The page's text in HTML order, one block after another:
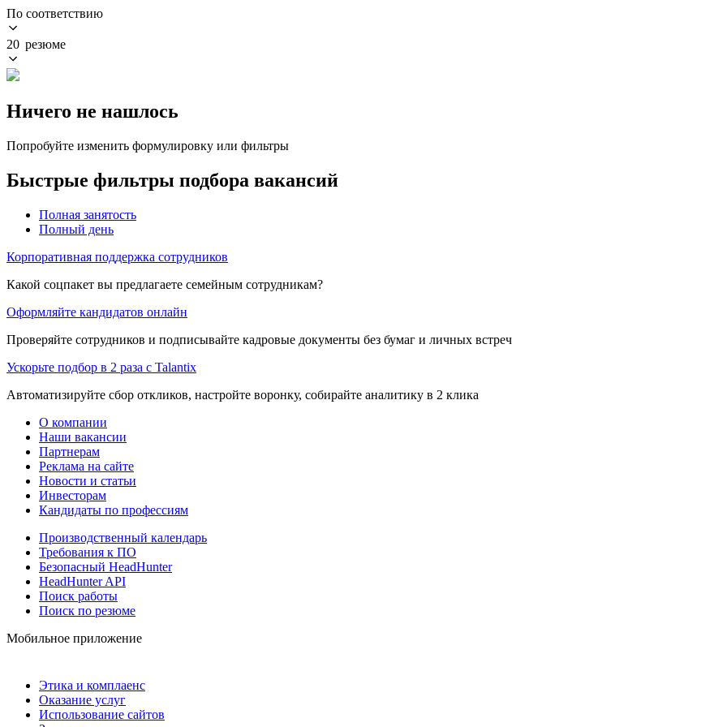
По соответствию
20 резюме
Ничего не нашлось
Попробуйте изменить формулировку или фильтры
Быстрые фильтры подбора вакансий
Полная занятость
Полный день
Корпоративная поддержка сотрудников
Какой соцпакет вы предлагаете семейным сотрудникам?
Оформляйте кандидатов онлайн
Проверяйте сотрудников и подписывайте кадровые документы без бумаг и личных встреч
Ускорьте подбор в 2 раза с Talantix
Автоматизируйте сбор откликов, настройте воронку, собирайте аналитику в 2 клика
О компании
Наши вакансии
Партнерам
Реклама на сайте
Новости и статьи
Инвесторам
Кандидаты по профессиям
Производственный календарь
Требования к ПО
Безопасный HeadHunter
HeadHunter API
Поиск работы
Поиск по резюме
Мобильное приложение
Этика и комплаенс
Оказание услуг
Использование сайтов